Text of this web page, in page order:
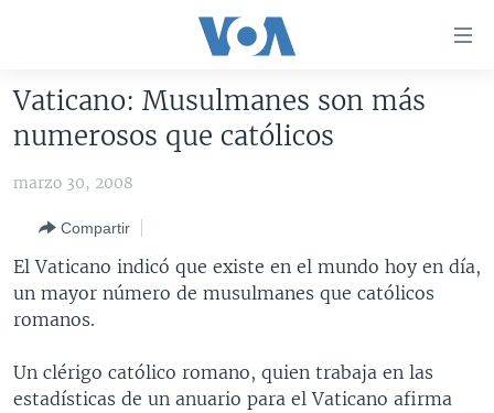
accesibilidad
principal
Salte
navegador
principal
Salte
búsqueda
AMÉRICA DEL NORTE
MÉXICO
HAITÍ
ELECCIONES EEUU 2024
ELECCIONES EEUU
VOTO DIVIDIDO
VOA VERIFICA
VOA VERIFICA UCRANIA/RUSIA
VOA VERIFICA INMIGRACIÓN
VOA VERIFICA AMÉRICA LATINA
AMÉRICA LATINA
ARGENTINA
BOLIVIA
CHILE
CHINA EN AMÉRICA LATINA
CENTROAMÉRICA
EL SALVADOR
INMIGRACIÓN
ESPECIALES DE LA VOA
Vaticano: Musulmanes son más
numerosos que católicos
marzo 30, 2008
Compartir
El Vaticano indicó que existe en el mundo hoy en día,
un mayor número de musulmanes que católicos
romanos.
Un clérigo católico romano, quien trabaja en las
estadísticas de un anuario para el Vaticano afirma